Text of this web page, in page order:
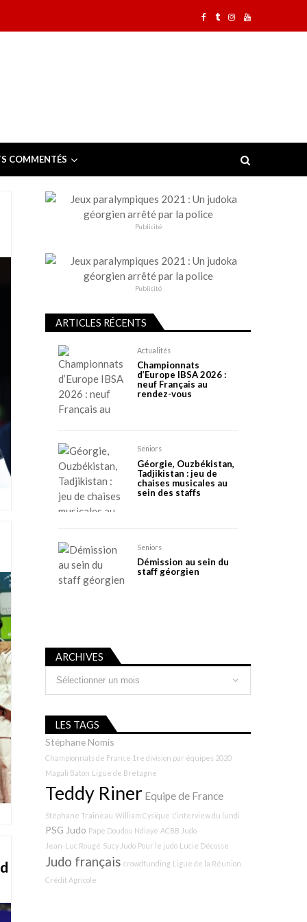
COMMENTÉS
Publicité
Publicité
ARTICLES RÉCENTS
Actualités
Championnats
d’Europe IBSA 2026 :
neuf Français au
rendez-vous
Seniors
Géorgie, Ouzbékistan,
Tadjikistan : jeu de
chaises musicales au
sein des staffs
Seniors
Démission au sein du
staff géorgien
ARCHIVES
LES TAGS
Stéphane Nomis
Championnats de France 1re division par équipes 2020
Magali Baton Ligue de Bretagne
Teddy Riner Equipe de France
Stéphane Traineau William Cysique L'interview du lundi
PSG Judo Pape Doudou Ndiaye ACBB Judo
Jean-Luc Rougé Sucy Judo Pour le judo Lucie Décosse
Judo français crowdfunding Ligue de la Réunion
Crédit Agricole